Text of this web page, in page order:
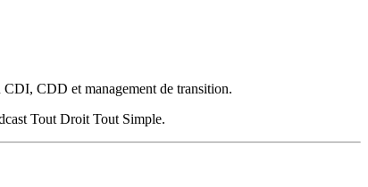
CDI, CDD et management de transition.
Tout Droit Tout Simple.